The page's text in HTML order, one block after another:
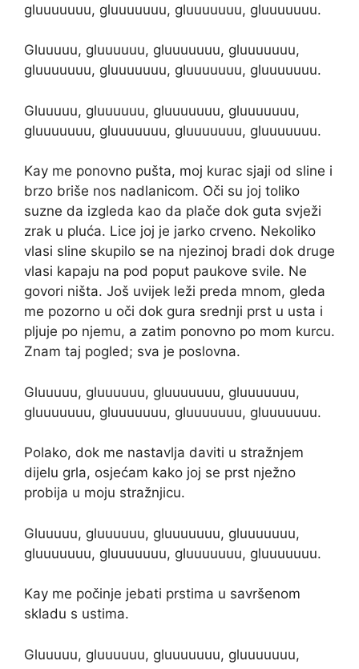
gluuuuuuu, gluuuuuuu, gluuuuuuu, gluuuuuuu.
Gluuuuu, gluuuuuu, gluuuuuuu, gluuuuuuu,
gluuuuuuu, gluuuuuuu, gluuuuuuu, gluuuuuuu.
Gluuuuu, gluuuuuu, gluuuuuuu, gluuuuuuu,
gluuuuuuu, gluuuuuuu, gluuuuuuu, gluuuuuuu.
Kay me ponovno pušta, moj kurac sjaji od sline i
brzo briše nos nadlanicom. Oči su joj toliko
suzne da izgleda kao da plače dok guta svježi
zrak u pluća. Lice joj je jarko crveno. Nekoliko
vlasi sline skupilo se na njezinoj bradi dok druge
vlasi kapaju na pod poput paukove svile. Ne
govori ništa. Još uvijek leži preda mnom, gleda
me pozorno u oči dok gura srednji prst u usta i
pljuje po njemu, a zatim ponovno po mom kurcu.
Znam taj pogled; sva je poslovna.
Gluuuuu, gluuuuuu, gluuuuuuu, gluuuuuuu,
gluuuuuuu, gluuuuuuu, gluuuuuuu, gluuuuuuu.
Polako, dok me nastavlja daviti u stražnjem
dijelu grla, osjećam kako joj se prst nježno
probija u moju stražnjicu.
Gluuuuu, gluuuuuu, gluuuuuuu, gluuuuuuu,
gluuuuuuu, gluuuuuuu, gluuuuuuu, gluuuuuuu.
Kay me počinje jebati prstima u savršenom
skladu s ustima.
Gluuuuu, gluuuuuu, gluuuuuuu, gluuuuuuu,